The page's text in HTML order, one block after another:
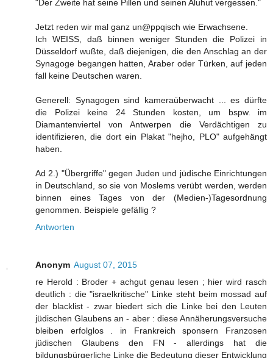
"Der Zweite hat seine Pillen und seinen Aluhut vergessen."
Jetzt reden wir mal ganz un@ppqisch wie Erwachsene.
Ich WEISS, daß binnen weniger Stunden die Polizei in
Düsseldorf wußte, daß diejenigen, die den Anschlag an der
Synagoge begangen hatten, Araber oder Türken, auf jeden
fall keine Deutschen waren.
Generell: Synagogen sind kameraüberwacht ... es dürfte
die Polizei keine 24 Stunden kosten, um bspw. im
Diamantenviertel von Antwerpen die Verdächtigen zu
identifizieren, die dort ein Plakat "hejho, PLO" aufgehängt
haben.
Ad 2.) "Übergriffe" gegen Juden und jüdische Einrichtungen
in Deutschland, so sie von Moslems verübt werden, werden
binnen eines Tages von der (Medien-)Tagesordnung
genommen. Beispiele gefällig ?
Antworten
Anonym August 07, 2015
re Herold : Broder + achgut genau lesen ; hier wird rasch
deutlich : die "israelkritische" Linke steht beim mossad auf
der blacklist - zwar biedert sich die Linke bei den Leuten
jüdischen Glaubens an - aber : diese Annäherungsversuche
bleiben erfolglos . in Frankreich sponsern Franzosen
jüdischen Glaubens den FN - allerdings hat die
bildungsbürgerliche Linke die Bedeutung dieser Entwicklung